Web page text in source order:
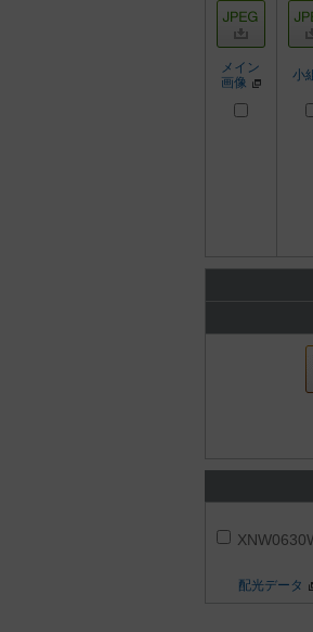
メイン
画像
小
配光データ